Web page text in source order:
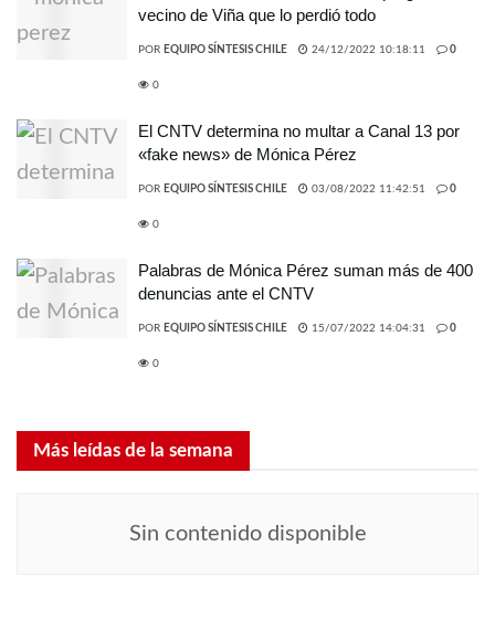
vecino de Viña que lo perdió todo
POR EQUIPO SÍNTESIS CHILE 24/12/2022 10:18:11 0
0
El CNTV determina no multar a Canal 13 por
«fake news» de Mónica Pérez
POR EQUIPO SÍNTESIS CHILE 03/08/2022 11:42:51 0
0
Palabras de Mónica Pérez suman más de 400
denuncias ante el CNTV
POR EQUIPO SÍNTESIS CHILE 15/07/2022 14:04:31 0
0
Más leídas de la semana
Sin contenido disponible